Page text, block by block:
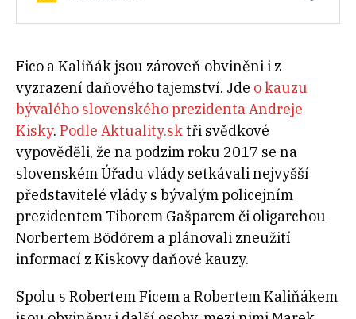
Fico a Kaliňák jsou zároveň obviněni i z
vyzrazení daňového tajemství. Jde o kauzu
bývalého slovenského prezidenta Andreje
Kisky. Podle Aktuality.sktři svědkové
vypověděli, že na podzim roku 2017 se na
slovenském Úřadu vlády setkávali nejvyšší
představitelé vlády s bývalým policejním
prezidentem Tiborem Gašparem či oligarchou
Norbertem Bödörem a plánovali zneužití
informací z Kiskovy daňové kauzy.
Spolu s Robertem Ficem a Robertem Kaliňákem